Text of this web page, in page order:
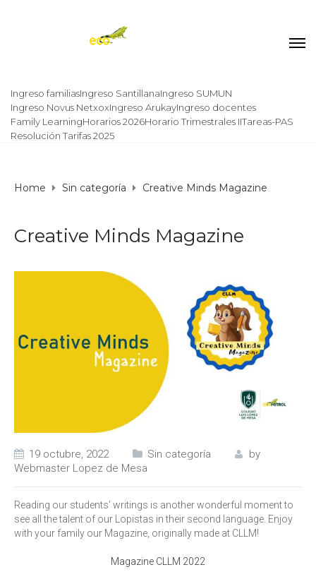
Ingreso familiasIngreso SantillanaIngreso SUMUN
Ingreso Novus NetxoxIngreso ArukayIngreso docentes
Family LearningHorarios 2026Horario Trimestrales IITareas-PAS
Resolución Tarifas 2025
Home Sin categoría Creative Minds Magazine
Creative Minds Magazine
19 octubre, 2022 Sin categoría
by
Webmaster Lopez de Mesa
Reading our students’ writings is another wonderful moment to
see all the talent of our Lopistas in their second language. Enjoy
with your family our Magazine, originally made at CLLM!
Magazine CLLM 2022